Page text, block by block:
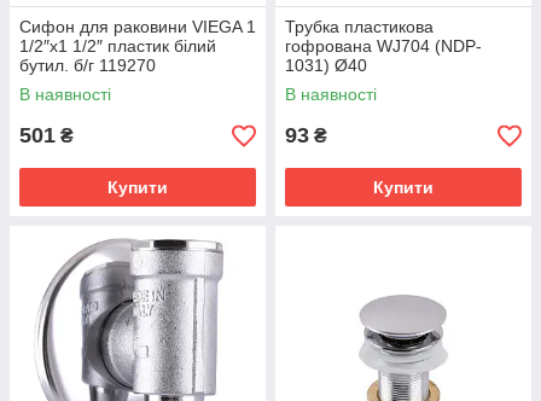
Сифон для раковини VIEGA 1
1/2″х1 1/2″ пластик білий
бутил. б/г 119270
В наявності
501 ₴
Купити
Трубка пластикова
гофрована WJ704 (NDP-
1031) Ø40
В наявності
93 ₴
Купити